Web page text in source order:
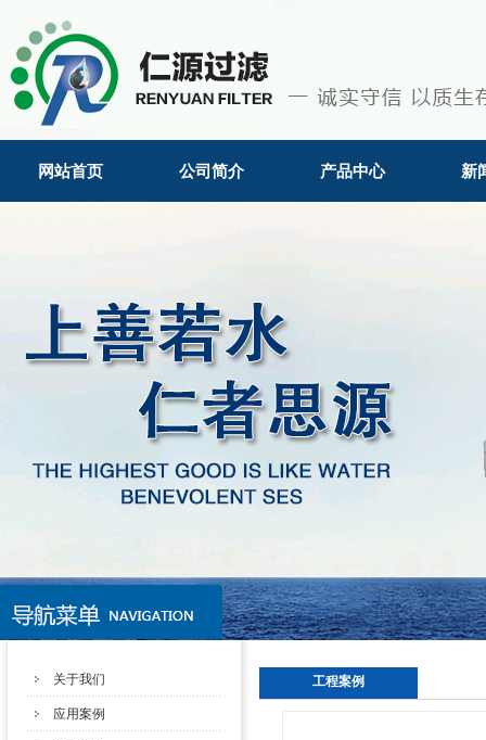
网站首页 公司简介 产品中心 新
关于我们
应用案例
工程案例